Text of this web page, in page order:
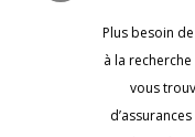
Plus besoin
à la
vous